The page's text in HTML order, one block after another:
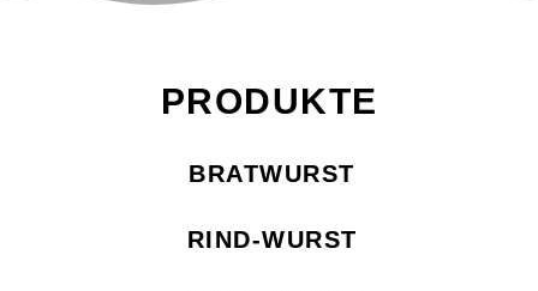
PRODUKTE
BRATWURST
RIND-WURST